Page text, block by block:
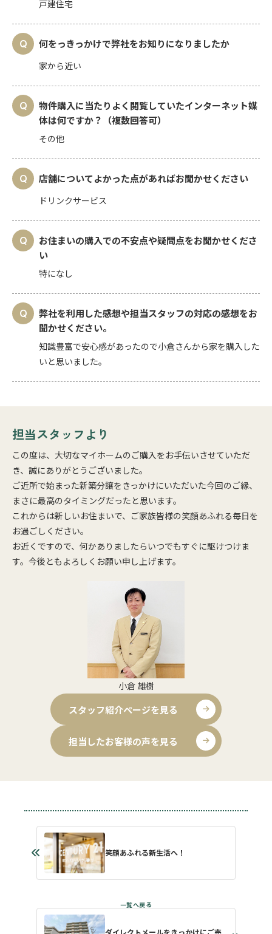
戸建住宅
何をっきっかけで弊社をお知りになりましたか
家から近い
物件購入に当たりよく閲覧していたインターネット媒
体は何ですか？（複数回答可）
その他
店舗についてよかった点があればお聞かせください
ドリンクサービス
お住まいの購入での不安点や疑問点をお聞かせくださ
い
特になし
弊社を利用した感想や担当スタッフの対応の感想をお
聞かせください。
知識豊富で安心感があったので小倉さんから家を購入した
いと思いました。
担当スタッフより
この度は、大切なマイホームのご購入をお手伝いさせていただ
き、誠にありがとうございました。
ご近所で始まった新築分譲をきっかけにいただいた今回のご縁、
まさに最高のタイミングだったと思います。
これからは新しいお住まいで、ご家族皆様の笑顔あふれる毎日を
お過ごしください。
お近くですので、何かありましたらいつでもすぐに駆けつけま
す。今後ともよろしくお願い申し上げます。
小倉 雄樹
スタッフ紹介ページを見る
担当したお客様の声を見る
笑顔あふれる新生活へ！